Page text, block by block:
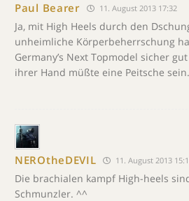
Paul Bearer 11. August 2013 17:32
Ja, mit High Heels durch den
unheimliche Körperbeherrschung
Germany’s Next Topmodel sicher
ihrer Hand müßte eine Peitsche sein.
NEROtheDEVIL 11. August 2013
Die brachialen kampf High-heels
Schmunzler. ^^